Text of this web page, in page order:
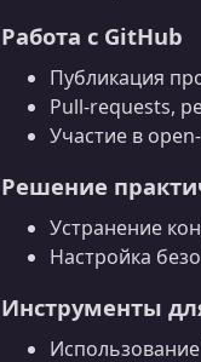
Работа с GitHub
Публикация
Pull‑requests,
Участие в
Решение
Устранение
Настройка
Инструменты